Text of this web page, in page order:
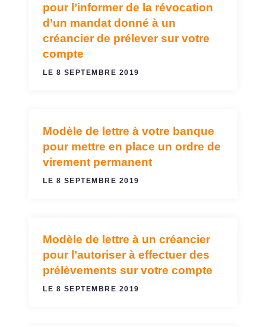
pour l’informer de la révocation
d’un mandat donné à un
créancier de prélever sur votre
compte
LE 8 SEPTEMBRE 2019
VIREMENTS ET PRÉLÈVEMENTS
Modèle de lettre à votre banque
pour mettre en place un ordre de
virement permanent
LE 8 SEPTEMBRE 2019
VIREMENTS ET PRÉLÈVEMENTS
Modèle de lettre à un créancier
pour l’autoriser à effectuer des
prélèvements sur votre compte
LE 8 SEPTEMBRE 2019